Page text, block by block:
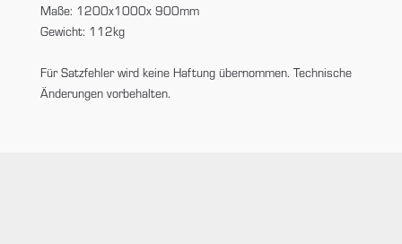
Maße: 1200x1000x 900mm
Gewicht: 112kg
Für Satzfehler wird keine Haftung übernommen. Technische
Änderungen vorbehalten.